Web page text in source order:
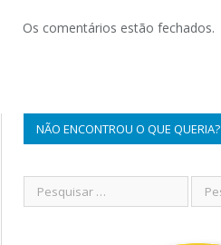
Os comentários estão fechados.
NÃO ENCONTROU O QUE QUERIA?